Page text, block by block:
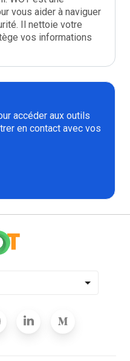
vous aider à naviguer
Il nettoie votre
vos informations
accéder aux outils
en contact avec vos